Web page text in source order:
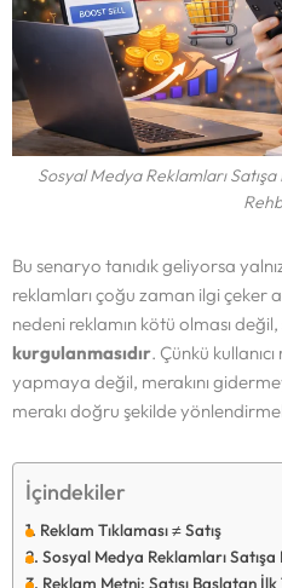
Sosyal Medya Reklamları
Bu senaryo tanıdık geliyorsa
reklamları çoğu zaman ilgi çeker
nedeni reklamın kötü olması değil,
kurgulanmasıdır. Çünkü
yapmaya değil, merakını
merakı doğru şekilde
İçindekiler
Reklam Tıklaması ≠ Satış
Sosyal Medya Reklamları
Reklam Metni: Satışı Başlatan İlk